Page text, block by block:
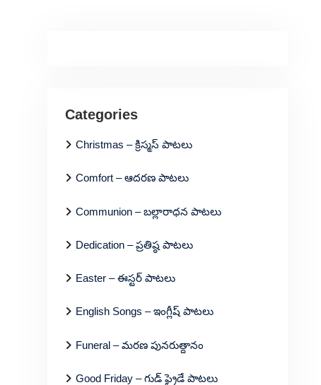
Categories
Christmas – క్రిస్మస్ పాటలు
Comfort – ఆదరణ పాటలు
Communion – బల్లారాధన పాటలు
Dedication – ప్రతిష్ఠ పాటలు
Easter – ఈస్టర్ పాటలు
English Songs – ఇంగ్లీష్ పాటలు
Funeral – మరణ పునరుత్దానం
Good Friday – గుడ్ ఫ్రైడే పాటలు